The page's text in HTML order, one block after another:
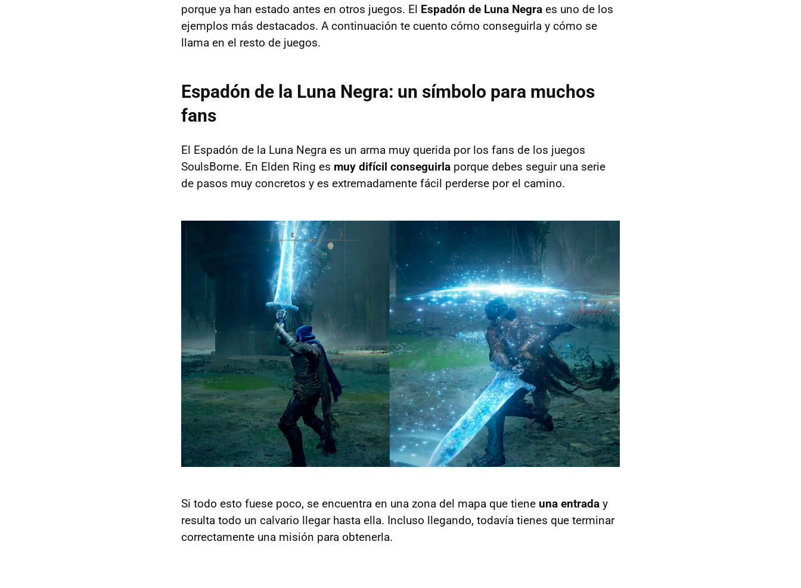
porque ya han estado antes en otros juegos. El Espadón de Luna Negra es uno de los
ejemplos más destacados. A continuación te cuento cómo conseguirla y cómo se
llama en el resto de juegos.
Espadón de la Luna Negra: un símbolo para muchos
fans
El Espadón de la Luna Negra es un arma muy querida por los fans de los juegos
SoulsBorne. En Elden Ring es muy difícil conseguirla porque debes seguir una serie
de pasos muy concretos y es extremadamente fácil perderse por el camino.
Si todo esto fuese poco, se encuentra en una zona del mapa que tiene una entrada y
resulta todo un calvario llegar hasta ella. Incluso llegando, todavía tienes que terminar
correctamente una misión para obtenerla.